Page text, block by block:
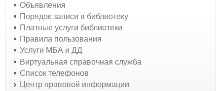
Объявления
Порядок записи в библиотеку
Платные услуги библиотеки
Правила пользования
Услуги МБА и ДД
Виртуальная справочная служба
Список телефонов
Центр правовой информации